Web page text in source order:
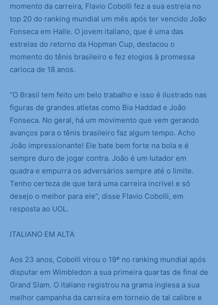
momento da carreira, Flavio Cobolli fez a sua estreia no
top 20 do ranking mundial um mês após ter vencido João
Fonseca em Halle. O jovem italiano, que é uma das
estrelas do retorno da Hopman Cup, destacou o
momento do tênis brasileiro e fez elogios à promessa
carioca de 18 anos.
“O Brasil tem feito um belo trabalho e isso é ilustrado nas
figuras de grandes atletas como Bia Haddad e João
Fonseca. No geral, há um movimento que vem gerando
avanços para o tênis brasileiro faz algum tempo. Acho
João impressionante! Ele bate bem forte na bola e é
sempre duro de jogar contra. João é um lutador em
quadra e empurra os adversários sempre até o limite.
Tenho certeza de que terá uma carreira incrível e só
desejo o melhor para ele”, disse Flavio Cobolli, em
resposta ao UOL.
ITALIANO EM ALTA
Aos 23 anos, Cobolli virou o 19º no ranking mundial após
disputar em Wimbledon a sua primeira quartas de final de
Grand Slam. O italiano registrou na grama inglesa a sua
melhor campanha da carreira em torneio de tal calibre e